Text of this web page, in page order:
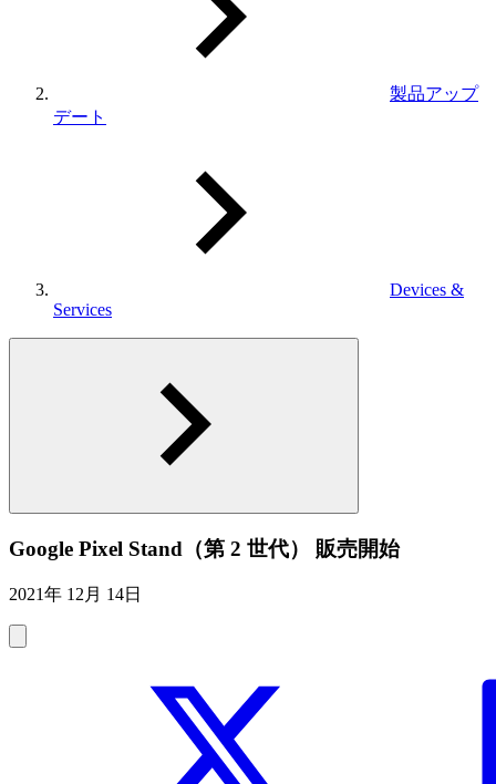
製品アップ
デート
Devices &
Services
Google Pixel Stand（第 2 世代） 販売開始
2021年 12月 14日